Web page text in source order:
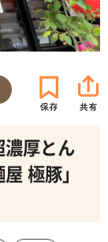
濃厚とん
極豚」